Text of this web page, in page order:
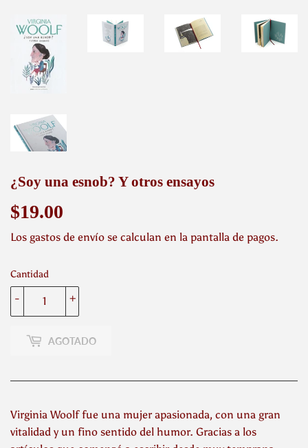
¿Soy una esnob? Y otros ensayos
$19.00
Los gastos de envío se calculan en la pantalla de pagos.
Cantidad
+
-
AGOTADO
Virginia Woolf fue una mujer apasionada, con una gran
vitalidad y un fino sentido del humor. Gracias a los